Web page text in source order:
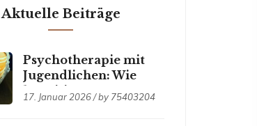
Aktuelle Beiträge
Psychotherapie mit
Jugendlichen: Wie
kognitive
Verhaltenstherapie
17. Januar 2026 / by 75403204